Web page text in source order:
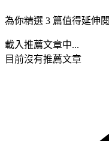
為你精選 3 篇值得延伸
載入推薦文章中...
目前沒有推薦文章